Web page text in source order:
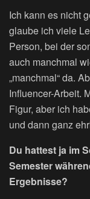
Ich kann es nicht
glaube ich viele
Person, bei der
auch manchmal
„manchmal“ da.
Influencer-Arbeit.
Figur, aber ich
und dann ganz
Du hattest ja im
Semester
Ergebnisse?